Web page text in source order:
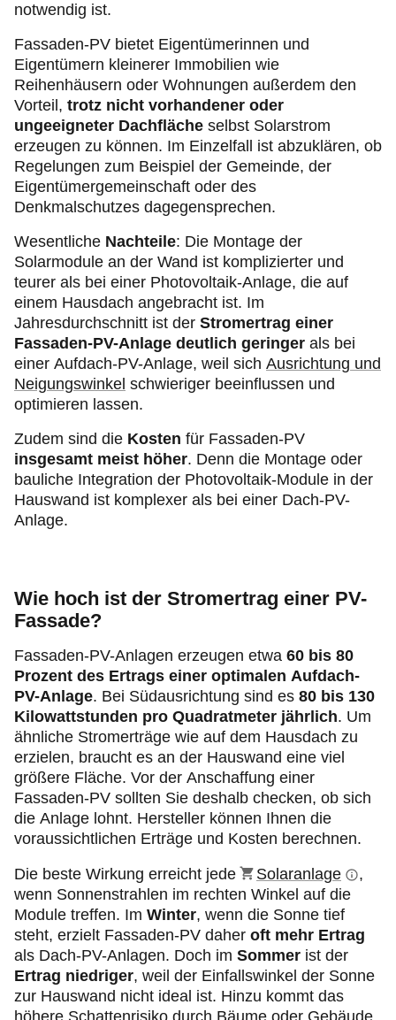
notwendig ist.
Fassaden-PV bietet Eigentümerinnen und
Eigentümern kleinerer Immobilien wie
Reihenhäusern oder Wohnungen außerdem den
Vorteil, trotz nicht vorhandener oder
ungeeigneter Dachfläche selbst Solarstrom
erzeugen zu können. Im Einzelfall ist abzuklären, ob
Regelungen zum Beispiel der Gemeinde, der
Eigentümergemeinschaft oder des
Denkmalschutzes dagegensprechen.
Wesentliche Nachteile: Die Montage der
Solarmodule an der Wand ist komplizierter und
teurer als bei einer Photovoltaik-Anlage, die auf
einem Hausdach angebracht ist. Im
Jahresdurchschnitt ist der Stromertrag einer
Fassaden-PV-Anlage deutlich geringer als bei
einer Aufdach-PV-Anlage, weil sich Ausrichtung und
Neigungswinkel schwieriger beeinflussen und
optimieren lassen.
Zudem sind die Kosten für Fassaden-PV
insgesamt meist höher. Denn die Montage oder
bauliche Integration der Photovoltaik-Module in der
Hauswand ist komplexer als bei einer Dach-PV-
Anlage.
Wie hoch ist der Stromertrag einer PV-
Fassade?
Fassaden-PV-Anlagen erzeugen etwa 60 bis 80
Prozent des Ertrags einer optimalen Aufdach-
PV-Anlage. Bei Südausrichtung sind es 80 bis 130
Kilowattstunden pro Quadratmeter jährlich. Um
ähnliche Stromerträge wie auf dem Hausdach zu
erzielen, braucht es an der Hauswand eine viel
größere Fläche. Vor der Anschaffung einer
Fassaden-PV sollten Sie deshalb checken, ob sich
die Anlage lohnt. Hersteller können Ihnen die
voraussichtlichen Erträge und Kosten berechnen.
Die beste Wirkung erreicht jede
Solaranlage
,
wenn Sonnenstrahlen im rechten Winkel auf die
Module treffen. Im Winter, wenn die Sonne tief
steht, erzielt Fassaden-PV daher oft mehr Ertrag
als Dach-PV-Anlagen. Doch im Sommer ist der
Ertrag niedriger, weil der Einfallswinkel der Sonne
zur Hauswand nicht ideal ist. Hinzu kommt das
höhere Schattenrisiko durch Bäume oder Gebäude.